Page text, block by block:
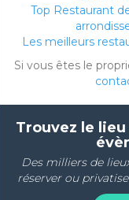
Top Restaurant
Les meilleurs
Si vous êtes le
Trouvez le
Des milliers de
réserver ou